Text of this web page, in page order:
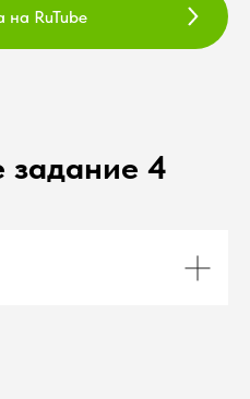
на RuTube
4